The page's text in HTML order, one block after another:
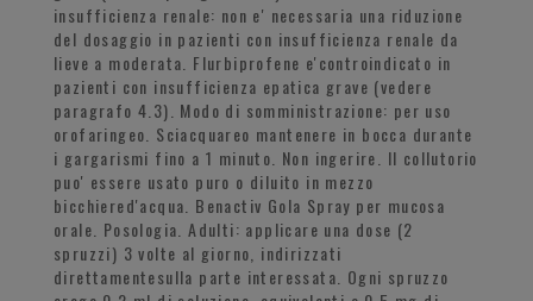
insufficienza renale: non e' necessaria una riduzione
del dosaggio in pazienti con insufficienza renale da
lieve a moderata. Flurbiprofene e'controindicato in
pazienti con insufficienza epatica grave (vedere
paragrafo 4.3). Modo di somministrazione: per uso
orofaringeo. Sciacquareo mantenere in bocca durante
i gargarismi fino a 1 minuto. Non ingerire. Il collutorio
puo' essere usato puro o diluito in mezzo
bicchiered'acqua. Benactiv Gola Spray per mucosa
orale. Posologia. Adulti: applicare una dose (2
spruzzi) 3 volte al giorno, indirizzati
direttamentesulla parte interessata. Ogni spruzzo